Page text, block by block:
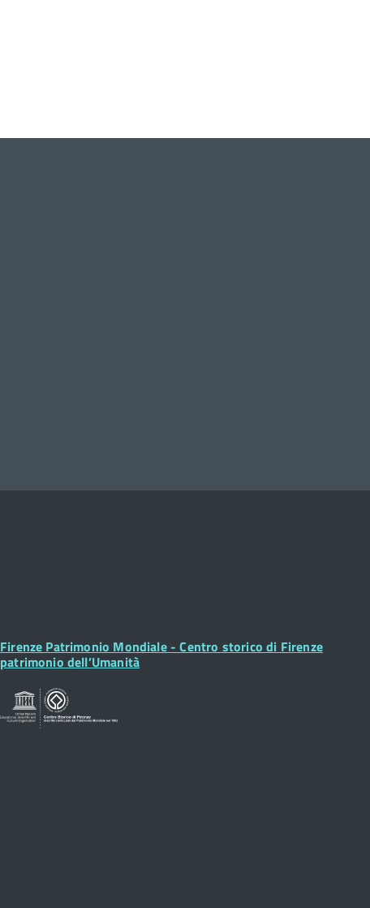
Footer
Widget
Firenze Patrimonio Mondiale - Centro storico di Firenze
patrimonio dell’Umanità